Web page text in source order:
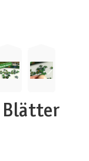
Blätter